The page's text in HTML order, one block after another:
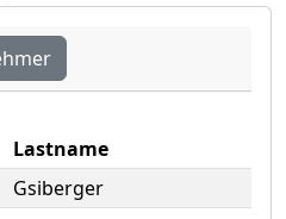
Lastname
Gsiberger